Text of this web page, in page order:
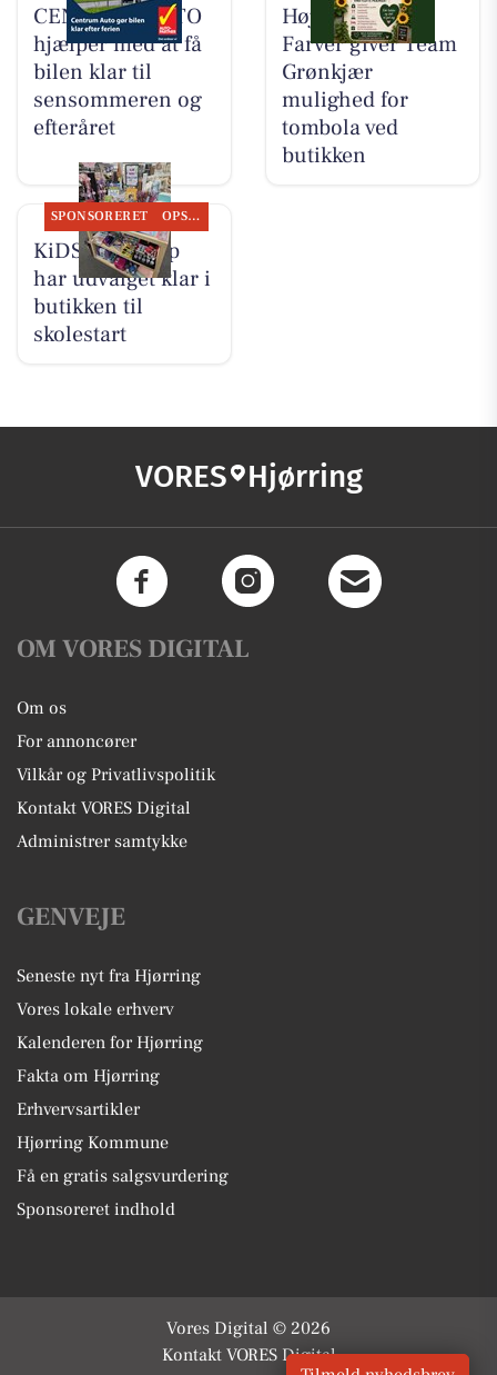
CENTRUM AUTO
hjælper med at få
bilen klar til
sensommeren og
efteråret
Høj Data/Høj
Farver giver Team
Grønkjær
mulighed for
tombola ved
butikken
SPONSORERET OPSLAGSTAVLEN
KiDS Coolshop
har udvalget klar i
butikken til
skolestart
VORES Hjørring
OM VORES DIGITAL
Om os
For annoncører
Vilkår og Privatlivspolitik
Kontakt VORES Digital
Administrer samtykke
GENVEJE
Seneste nyt fra Hjørring
Vores lokale erhverv
Kalenderen for Hjørring
Fakta om Hjørring
Erhvervsartikler
Hjørring Kommune
Få en gratis salgsvurdering
Sponsoreret indhold
Vores Digital © 2026
Kontakt VORES Digital